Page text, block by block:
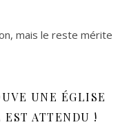
mais le reste mérite
UNE ÉGLISE
ATTENDU !